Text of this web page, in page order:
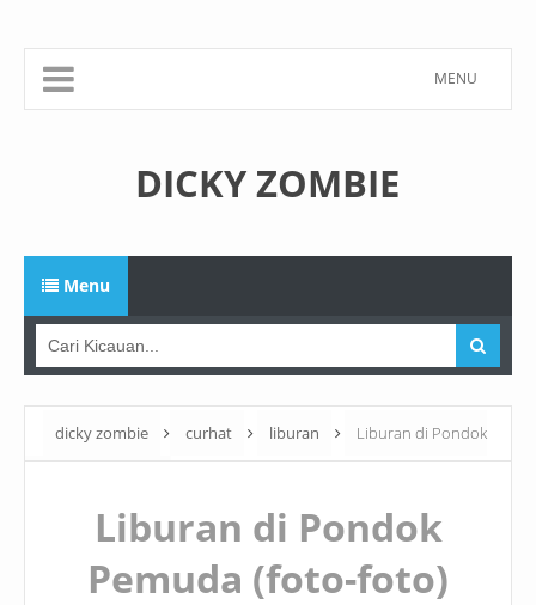
MENU
DICKY ZOMBIE
Menu
dicky zombie curhat liburan Liburan di Pondok
Liburan di Pondok
Pemuda (foto-foto)